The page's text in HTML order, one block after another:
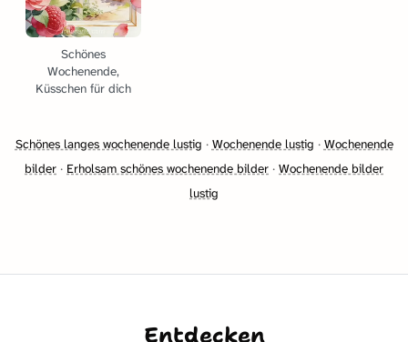
Schönes
Wochenende,
Küsschen für dich
Schönes langes wochenende lustig · Wochenende lustig · Wochenende
bilder · Erholsam schönes wochenende bilder · Wochenende bilder
lustig
Entdecken